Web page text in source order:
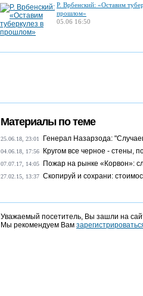
Р. Врбенский: «Оставим
прошлом»
05.06 16:50
Материалы по теме
25.06.18, 23:01 Генерал Назарзода:
04.06.18, 17:56 Кругом все черное - стены,
07.07.17, 14:05 Пожар на рынке «Корвон»:
27.02.15, 13:37 Скопируй и сохрани:
Уважаемый посетитель, Вы зашли на
Мы рекомендуем Вам